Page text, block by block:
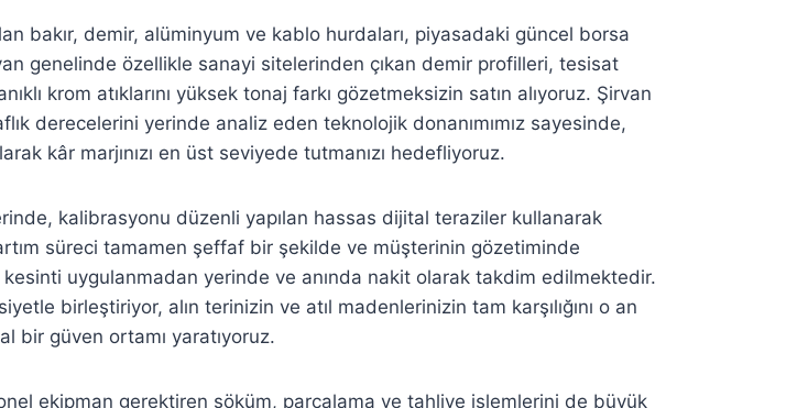
bakır, demir, alüminyum ve kablo hurdaları, piyasadaki güncel borsa
genelinde özellikle sanayi sitelerinden çıkan demir profilleri, tesisat
krom atıklarını yüksek tonaj farkı gözetmeksizin satın alıyoruz. Şirvan
derecelerini yerinde analiz eden teknolojik donanımımız sayesinde,
kâr marjınızı en üst seviyede tutmanızı hedefliyoruz.
kalibrasyonu düzenli yapılan hassas dijital teraziler kullanarak
süreci tamamen şeffaf bir şekilde ve müşterinin gözetiminde
uygulanmadan yerinde ve anında nakit olarak takdim edilmektedir.
birleştiriyor, alın terinizin ve atıl madenlerinizin tam karşılığını o an
bir güven ortamı yaratıyoruz.
ekipman gerektiren söküm, parçalama ve tahliye işlemlerini de büyük